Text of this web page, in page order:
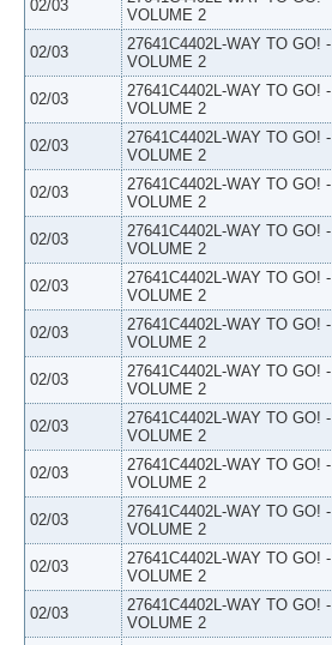
02/03
VOLUME 2
02/03
27641C4402L-WAY TO GO! -
VOLUME 2
02/03
27641C4402L-WAY TO GO! -
VOLUME 2
02/03
27641C4402L-WAY TO GO! -
VOLUME 2
02/03
27641C4402L-WAY TO GO! -
VOLUME 2
02/03
27641C4402L-WAY TO GO! -
VOLUME 2
02/03
27641C4402L-WAY TO GO! -
VOLUME 2
02/03
27641C4402L-WAY TO GO! -
VOLUME 2
02/03
27641C4402L-WAY TO GO! -
VOLUME 2
02/03
27641C4402L-WAY TO GO! -
VOLUME 2
02/03
27641C4402L-WAY TO GO! -
VOLUME 2
02/03
27641C4402L-WAY TO GO! -
VOLUME 2
02/03
27641C4402L-WAY TO GO! -
VOLUME 2
02/03
27641C4402L-WAY TO GO! -
VOLUME 2